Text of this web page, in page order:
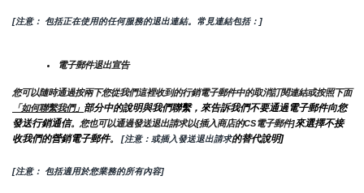
[注意： 包括正在使用的任何服務的退出連結。常見連結包括：]
電子郵件退出宣告
您可以隨時通過按兩下您從我們這裡收到的行銷電子郵件中的取消訂閱連結或按照下面
「如何聯繫我們」 部分中的說明與我們聯繫，來告訴我們不要通過電子郵件向您
發送行銷通信。您也可以通過發送退出請求以{插入商店的CS電子郵件]來選擇不接
收我們的營銷電子郵件。 [注意：或插入發送退出請求的替代說明]
[注意： 包括適用於您業務的所有內容]